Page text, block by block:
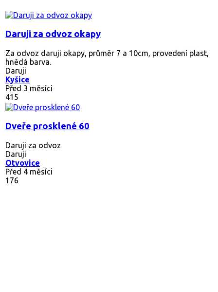
Daruji za odvoz okapy
Za odvoz daruji okapy, průměr 7 a 10cm, provedení plast,
hnědá barva.
Daruji
Kyšice
Před 3 měsíci
415
Dveře prosklené 60
Daruji za odvoz
Daruji
Otvovice
Před 4 měsíci
176